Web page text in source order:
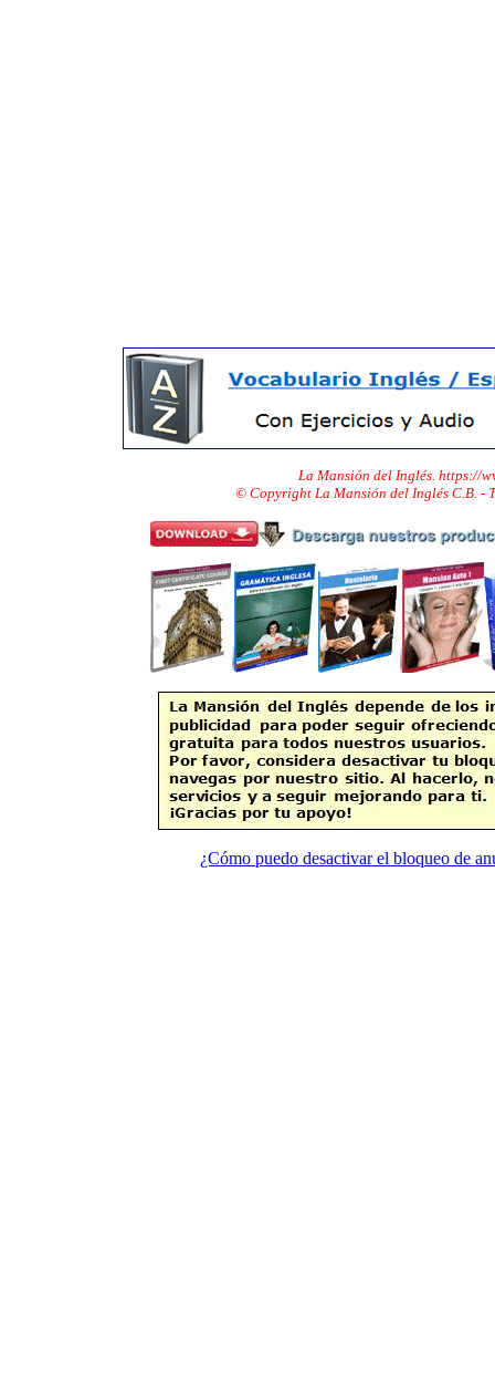
La Mansión del Inglés. https://
© Copyright La Mansión del Inglés C.B. -
¿Cómo puedo desactivar el bloqueo de